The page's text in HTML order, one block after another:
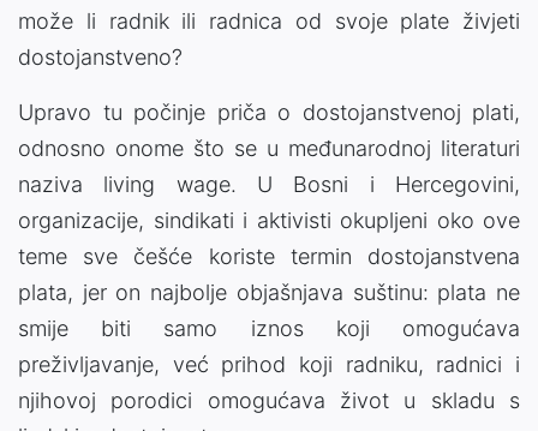
može li radnik ili radnica od svoje plate živjeti
dostojanstveno?
Upravo tu počinje priča o dostojanstvenoj plati,
odnosno onome što se u međunarodnoj literaturi
naziva living wage. U Bosni i Hercegovini,
organizacije, sindikati i aktivisti okupljeni oko ove
teme sve češće koriste termin dostojanstvena
plata, jer on najbolje objašnjava suštinu: plata ne
smije biti samo iznos koji omogućava
preživljavanje, već prihod koji radniku, radnici i
njihovoj porodici omogućava život u skladu s